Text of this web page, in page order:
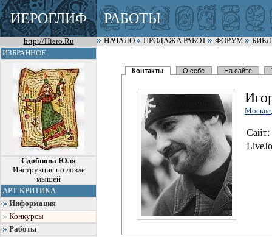
ИЕРОГЛИФ РАБОТЫ
http://Hiero.Ru НАЧАЛО ПРОДАЖА РАБОТ ФОРУМ
ИЗБРАННОЕ
Сдобнова Юля
Инструкция по ловле
мышей
АРТ-КРИТИКА
Информация
Конкурсы
Работы
Контакты О себе На сайте
Москва
Сайт: